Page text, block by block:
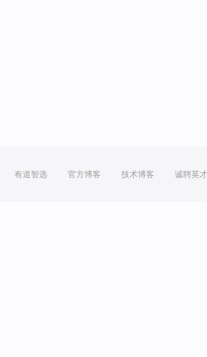
有道智选 官方博客 技术博客 诚聘英才